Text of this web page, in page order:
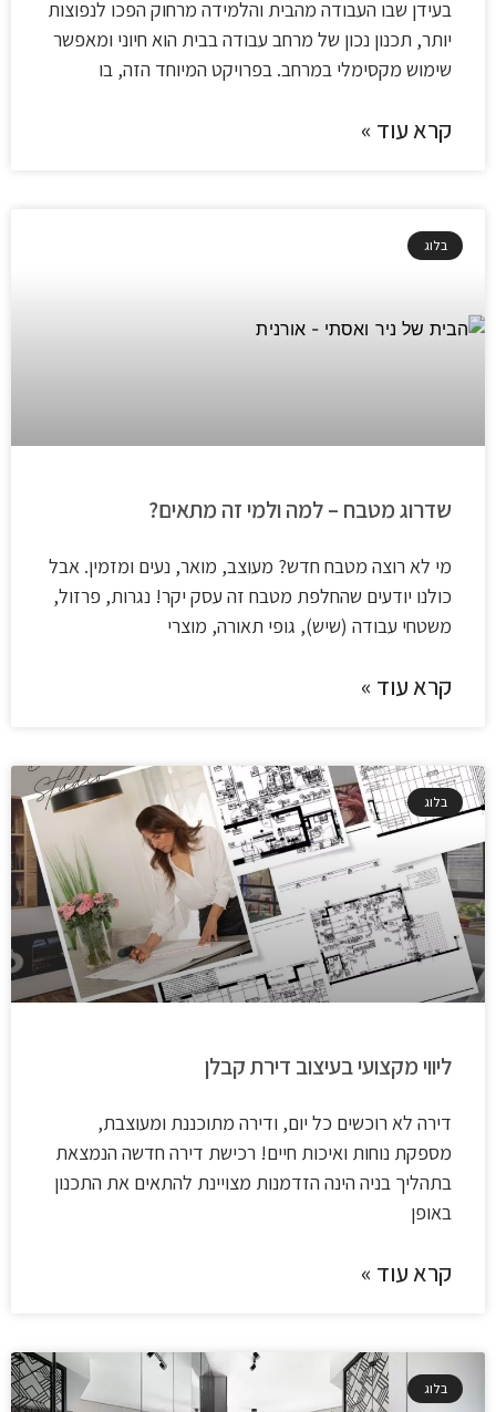
בעידן שבו העבודה מהבית והלמידה מרחוק הפכו לנפוצות
יותר, תכנון נכון של מרחב עבודה בבית הוא חיוני ומאפשר
שימוש מקסימלי במרחב. בפרויקט המיוחד הזה, בו
קרא עוד »
בלוג
שדרוג מטבח – למה ולמי זה מתאים?
מי לא רוצה מטבח חדש? מעוצב, מואר, נעים ומזמין. אבל
כולנו יודעים שהחלפת מטבח זה עסק יקר! נגרות, פרזול,
משטחי עבודה (שיש), גופי תאורה, מוצרי
קרא עוד »
בלוג
ליווי מקצועי בעיצוב דירת קבלן
דירה לא רוכשים כל יום, ודירה מתוכננת ומעוצבת,
מספקת נוחות ואיכות חיים! רכישת דירה חדשה הנמצאת
בתהליך בניה הינה הזדמנות מצויינת להתאים את התכנון
באופן
קרא עוד »
בלוג